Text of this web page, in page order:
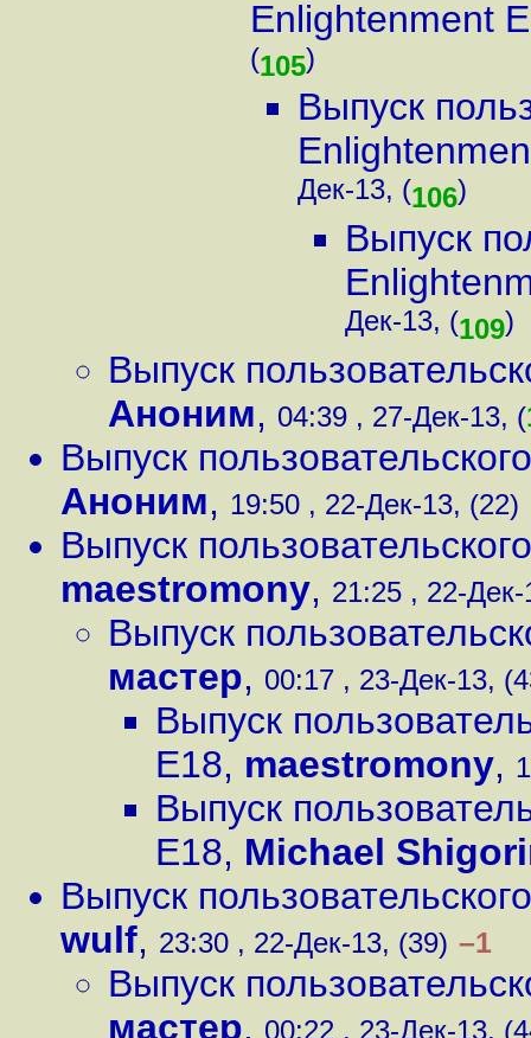
Enlightenment
(105)
Выпуск
Дек-13, (106)
Выпуск
Дек-13, (109)
Выпуск
Аноним, 04:39 , 27-Дек-13, (
Выпуск
Аноним, 19:50 , 22-Дек-13, (22)
Выпуск
maestromony, 21:25 , 22-
Выпуск
мастер, 00:17 , 23-Дек-13,
Выпуск
E18, maestromony,
Выпуск
E18, Michael
Выпуск
wulf, 23:30 , 22-Дек-13, (39) –1
Выпуск
мастер, 00:22 , 23-Дек-13,